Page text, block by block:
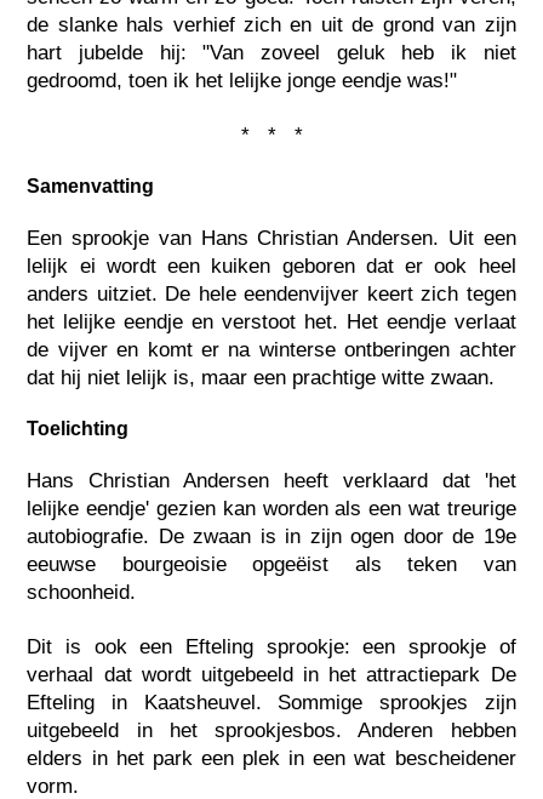
de slanke hals verhief zich en uit de grond van zijn
hart jubelde hij: "Van zoveel geluk heb ik niet
gedroomd, toen ik het lelijke jonge eendje was!"
* * *
Samenvatting
Een sprookje van Hans Christian Andersen. Uit een
lelijk ei wordt een kuiken geboren dat er ook heel
anders uitziet. De hele eendenvijver keert zich tegen
het lelijke eendje en verstoot het. Het eendje verlaat
de vijver en komt er na winterse ontberingen achter
dat hij niet lelijk is, maar een prachtige witte zwaan.
Toelichting
Hans Christian Andersen heeft verklaard dat 'het
lelijke eendje' gezien kan worden als een wat treurige
autobiografie. De zwaan is in zijn ogen door de 19e
eeuwse bourgeoisie opgeëist als teken van
schoonheid.
Dit is ook een Efteling sprookje: een sprookje of
verhaal dat wordt uitgebeeld in het attractiepark De
Efteling in Kaatsheuvel. Sommige sprookjes zijn
uitgebeeld in het sprookjesbos. Anderen hebben
elders in het park een plek in een wat bescheidener
vorm.